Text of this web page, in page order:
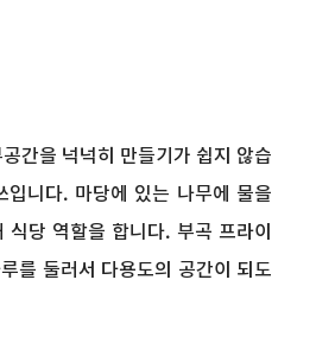
간을 넉넉히 만들기가 쉽지 않습
니다. 마당에 있는 나무에 물을
당 역할을 합니다. 부곡 프라이
를 둘러서 다용도의 공간이 되도